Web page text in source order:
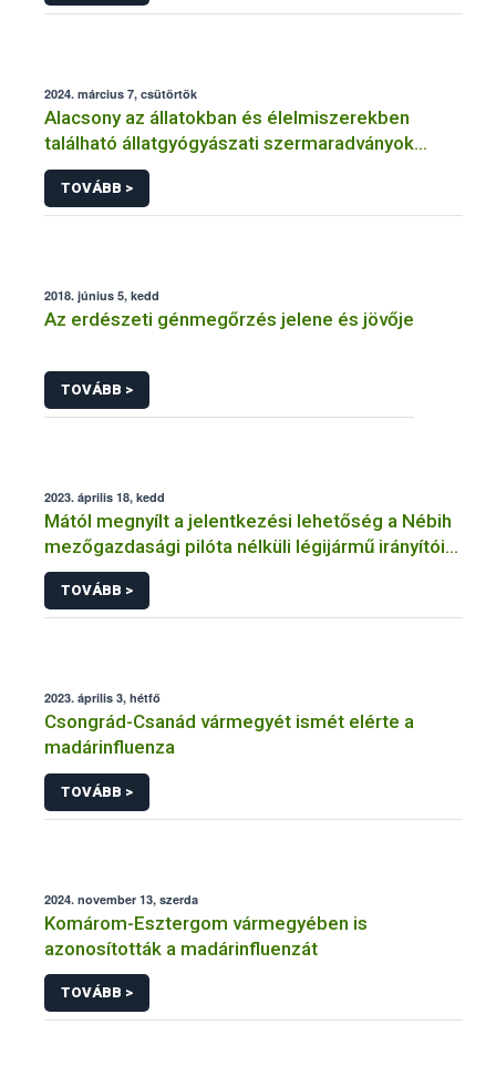
2024. március 7, csütörtök
Alacsony az állatokban és élelmiszerekben
található állatgyógyászati szermaradványok
szintje
TOVÁBB >
2018. június 5, kedd
Az erdészeti génmegőrzés jelene és jövője
TOVÁBB >
2023. április 18, kedd
Mától megnyílt a jelentkezési lehetőség a Nébih
mezőgazdasági pilóta nélküli légijármű irányítói
nyilvántartásába
TOVÁBB >
2023. április 3, hétfő
Csongrád-Csanád vármegyét ismét elérte a
madárinfluenza
TOVÁBB >
2024. november 13, szerda
Komárom-Esztergom vármegyében is
azonosították a madárinfluenzát
TOVÁBB >